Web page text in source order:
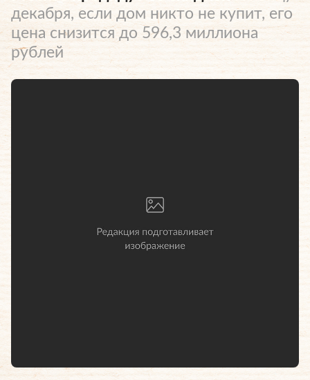
декабря, если дом никто не купит, его
цена снизится до 596,3 миллиона
рублей